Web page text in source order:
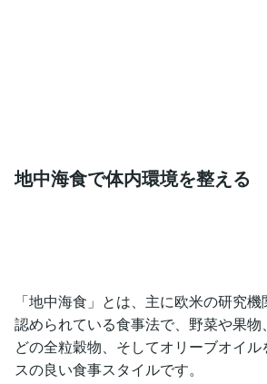
地中海食で体内環境を整える
「地中海食」とは、主に欧米の研究
認められている食事法で、野菜や果
どの全粒穀物、そしてオリーブオイ
スの良い食事スタイルです。